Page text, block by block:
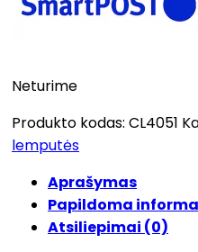
Neturime
Produkto kodas: CL4051
lemputės
Aprašymas
Papildoma
Atsiliepimai (0)